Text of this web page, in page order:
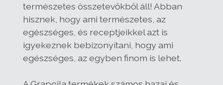
természetes összetevőkből áll! Abban
hisznek, hogy ami természetes, az
egészséges, és receptjeikkel azt is
igyekeznek bebizonyítani, hogy ami
egészséges, az egyben finom is lehet.